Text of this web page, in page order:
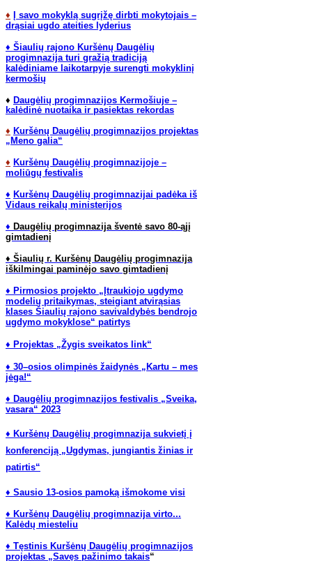
♦
Į savo mokyklą sugrįžę dirbti mokytojais –
drąsiai ugdo ateities lyderius
♦ Šiaulių rajono Kuršėnų Daugėlių
progimnazija turi gražią tradiciją
kalėdiniame laikotarpyje surengti mokyklinį
kermošių
♦ Daugėlių progimnazijos Kermošiuje –
kalėdinė nuotaika ir pasiektas rekordas
♦ Kuršėnų Daugėlių progimnazijos projektas
„Meno galia“
♦ Kuršėnų Daugėlių progimnazijoje –
moliūgų festivalis
♦ Kuršėnų Daugėlių progimnazijai padėka iš
Vidaus reikalų ministerijos
♦ Daugėlių progimnazija šventė savo 80-ąjį
gimtadienį
♦ Šiaulių r. Kuršėnų Daugėlių progimnazija
iškilmingai paminėjo savo gimtadienį
♦ Pirmosios projekto „Įtraukiojo ugdymo
modelių pritaikymas, steigiant atvirąsias
klases Šiaulių rajono savivaldybės bendrojo
ugdymo mokyklose“ patirtys
♦ Projektas „Žygis sveikatos link“
♦ 30–osios olimpinės žaidynės „Kartu – mes
jėga!“
♦ Daugėlių progimnazijos festivalis „Sveika,
vasara“ 2023
♦ Kuršėnų Daugėlių progimnazija sukvietį į
konferenciją „Ugdymas, jungiantis žinias ir
patirtis“
♦ Sausio 13-osios pamoką išmokome visi
♦ Kuršėnų Daugėlių progimnazija virto...
Kalėdų miesteliu
♦ Tęstinis Kuršėnų Daugėlių progimnazijos
projektas „Savęs pažinimo takais“